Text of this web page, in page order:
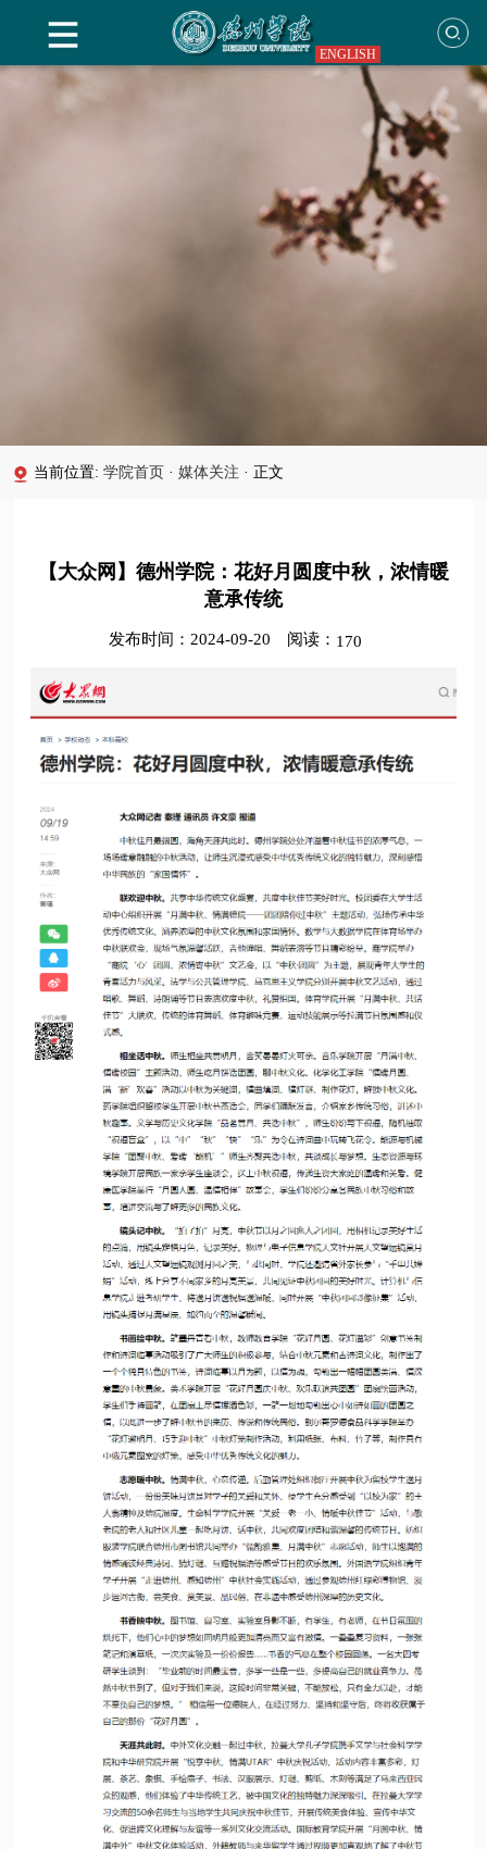
ENGLISH
当前位置:学院首页 · 媒体关注 · 正文
【大众网】德州学院：花好月圆度中秋，浓情暖
意承传统
发布时间：2024-09-20 阅读： 170